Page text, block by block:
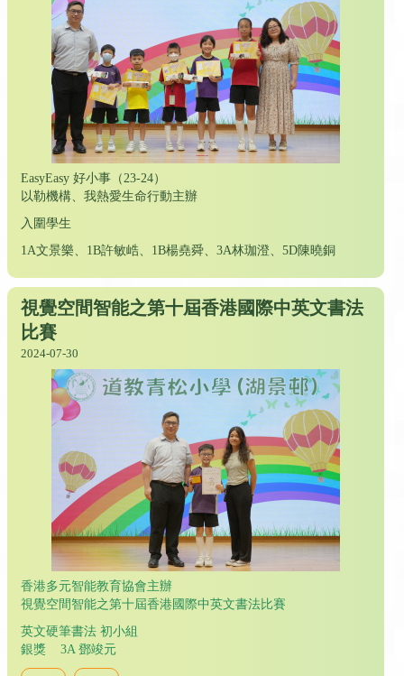
EasyEasy 好小事（23-24）
以勒機構、我熱愛生命行動主辦
入圍學生
1A文景樂、1B許敏峼、1B楊堯舜、3A林珈澄、5D陳曉銅
視覺空間智能之第十屆香港國際中英文書法
比賽
2024-07-30
香港多元智能教育協會主辦
視覺空間智能之第十屆香港國際中英文書法比賽
英文硬筆書法 初小組
銀獎 3A 鄧竣元